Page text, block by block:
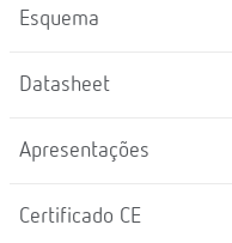
Esquema
Datasheet
Apresentações
Certificado CE